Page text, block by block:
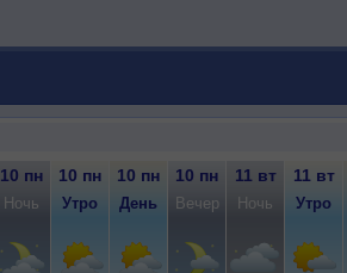
10 пн 10 пн 10 пн 10 пн 11 вт 11 вт
Ночь Утро День Вечер Ночь Утро